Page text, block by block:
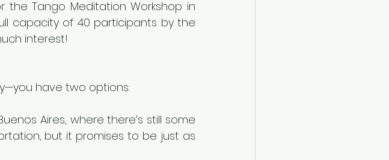
the Tango Meditation Workshop in
capacity of 40 participants by the
interest!
have two options:
Aires, where there’s still some
but it promises to be just as